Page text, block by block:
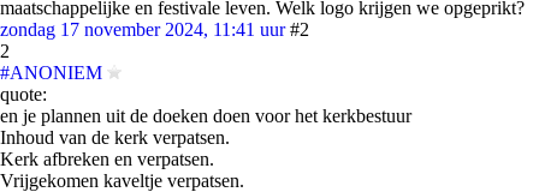
maatschappelijke en festivale leven. Welk logo krijgen we opgeprikt?
zondag 17 november 2024, 11:41 uur #2
2
#ANONIEM
quote:
en je plannen uit de doeken doen voor het kerkbestuur
Inhoud van de kerk verpatsen.
Kerk afbreken en verpatsen.
Vrijgekomen kaveltje verpatsen.